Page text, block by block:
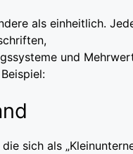
als einheitlich.
und
sich als